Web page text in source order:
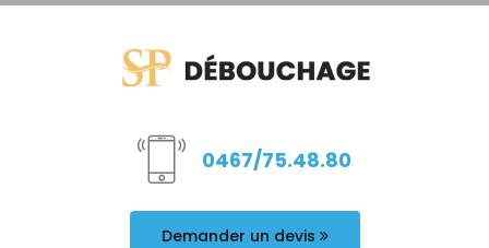
0467/75.48.80
Demander un devis